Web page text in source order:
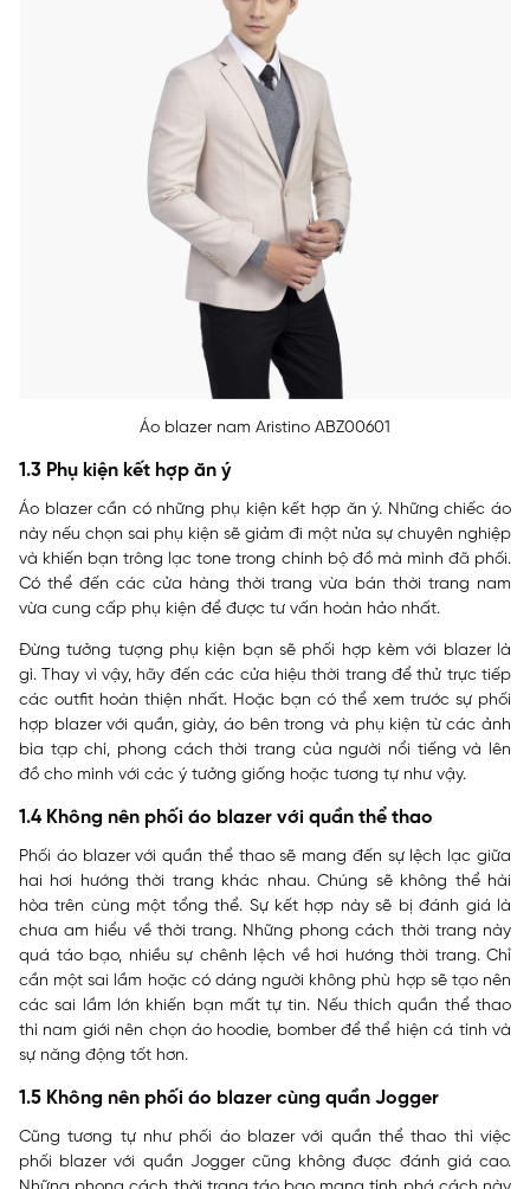
Áo blazer nam Aristino ABZ00601
1.3 Phụ kiện kết hợp ăn ý
Áo blazer cần có những phụ kiện kết hợp ăn ý. Những chiếc áo
này nếu chọn sai phụ kiện sẽ giảm đi một nửa sự chuyên nghiệp
và khiến bạn trông lạc tone trong chính bộ đồ mà mình đã phối.
Có thể đến các cửa hàng thời trang vừa bán thời trang nam
vừa cung cấp phụ kiện để được tư vấn hoàn hảo nhất.
Đừng tưởng tượng phụ kiện bạn sẽ phối hợp kèm với blazer là
gì. Thay vì vậy, hãy đến các cửa hiệu thời trang để thử trực tiếp
các outfit hoàn thiện nhất. Hoặc bạn có thể xem trước sự phối
hợp blazer với quần, giày, áo bên trong và phụ kiện từ các ảnh
bìa tạp chí, phong cách thời trang của người nổi tiếng và lên
đồ cho mình với các ý tưởng giống hoặc tương tự như vậy.
1.4 Không nên phối áo blazer với quần thể thao
Phối áo blazer với quần thể thao sẽ mang đến sự lệch lạc giữa
hai hơi hướng thời trang khác nhau. Chúng sẽ không thể hài
hòa trên cùng một tổng thể. Sự kết hợp này sẽ bị đánh giá là
chưa am hiểu về thời trang. Những phong cách thời trang này
quá táo bạo, nhiều sự chênh lệch về hơi hướng thời trang. Chỉ
cần một sai lầm hoặc có dáng người không phù hợp sẽ tạo nên
các sai lầm lớn khiến bạn mất tự tin. Nếu thích quần thể thao
thì nam giới nên chọn áo hoodie, bomber để thể hiện cá tính và
sự năng động tốt hơn.
1.5 Không nên phối áo blazer cùng quần Jogger
Cũng tương tự như phối áo blazer với quần thể thao thì việc
phối blazer với quần Jogger cũng không được đánh giá cao.